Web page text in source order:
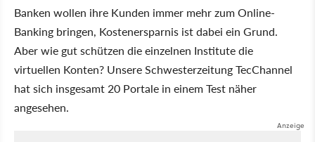
Banken wollen ihre Kunden immer mehr zum Online-
Banking bringen, Kostenersparnis ist dabei ein Grund.
Aber wie gut schützen die einzelnen Institute die
virtuellen Konten? Unsere Schwesterzeitung TecChannel
hat sich insgesamt 20 Portale in einem Test näher
angesehen.